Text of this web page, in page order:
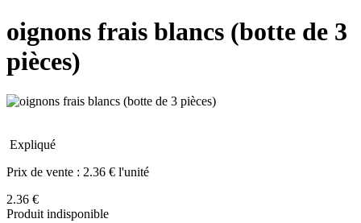
oignons frais blancs (botte de 3
pièces)
Expliqué
Prix de vente : 2.36 € l'unité
2.36 €
Produit indisponible